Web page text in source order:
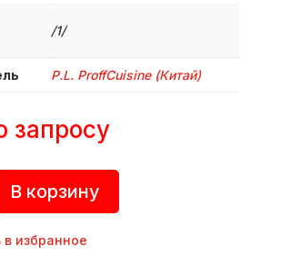
/1/
P.L. ProffСuisine (Китай)
запросу
В корзину
в избранное